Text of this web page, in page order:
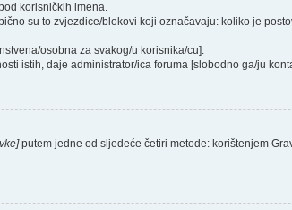
korisničkih imena.
su to zvjezdice/blokovi koji označavaju: koliko je
osobna za svakog/u korisnika/cu].
istih, daje administrator/ica foruma [slobodno ga/ju
putem jedne od sljedeće četiri metode: korištenjem